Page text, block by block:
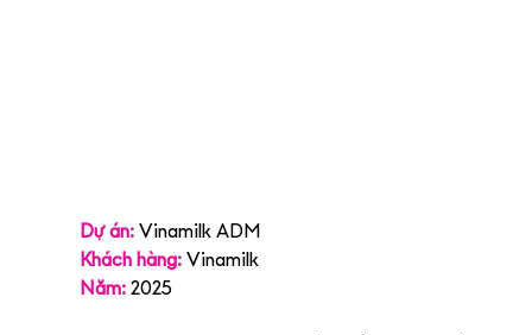
Dự án: Vinamilk ADM
Khách hàng: Vinamilk
Năm: 2025